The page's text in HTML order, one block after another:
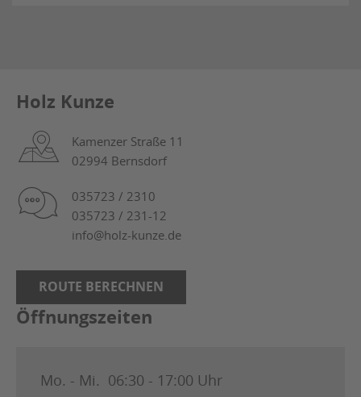
Holz Kunze
Kamenzer Straße 11
02994 Bernsdorf
035723 / 2310
035723 / 231-12
info@holz-kunze.de
ROUTE BERECHNEN
Öffnungszeiten
Mo. - Mi. 06:30 - 17:00 Uhr